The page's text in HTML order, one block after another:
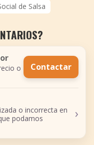
de Salsa
o
Contactar
o incorrecta en
podamos
›